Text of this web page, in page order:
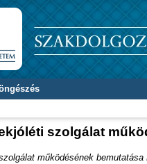
szolgálat
működésének bemutatása